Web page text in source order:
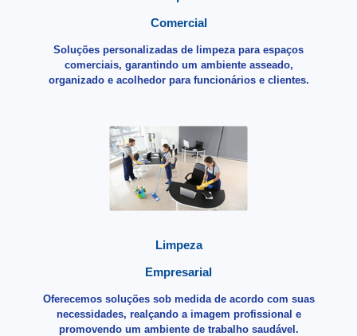
Comercial
Soluções personalizadas de limpeza para espaços
comerciais, garantindo um ambiente asseado,
organizado e acolhedor para funcionários e clientes.
Limpeza
Empresarial
Oferecemos soluções sob medida de acordo com suas
necessidades, realçando a imagem profissional e
promovendo um ambiente de trabalho saudável.